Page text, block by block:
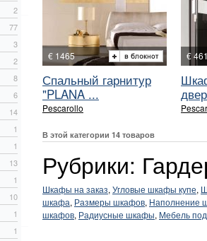
2
77
3
2
8
6
14
1
1
13
1
10
1
1
€ 1465
Спальный гарнитур
"PLANA ...
Pescarollo
€
В этой категории 14 товаров
Рубрики:
Шкафы на заказ, Угловые шкафы купе,
шкафа, Размеры шкафов, Наполнение
шкафов, Радиусные шкафы, Мебель